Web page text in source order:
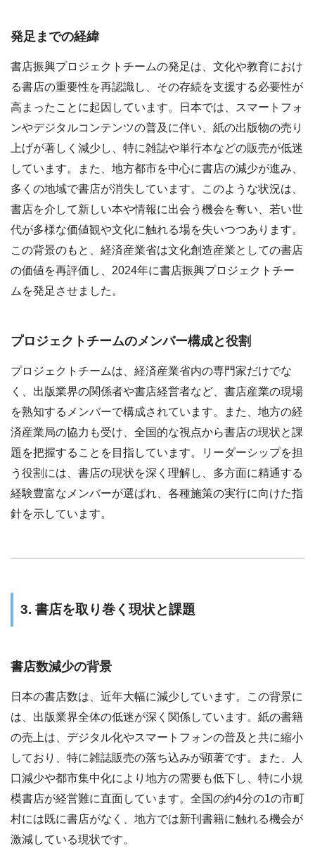
発足までの経緯
書店振興プロジェクトチームの発足は、文化や教育におけ
る書店の重要性を再認識し、その存続を支援する必要性が
高まったことに起因しています。日本では、スマートフォ
ンやデジタルコンテンツの普及に伴い、紙の出版物の売り
上げが著しく減少し、特に雑誌や単行本などの販売が低迷
しています。また、地方都市を中心に書店の減少が進み、
多くの地域で書店が消失しています。このような状況は、
書店を介して新しい本や情報に出会う機会を奪い、若い世
代が多様な価値観や文化に触れる場を失いつつあります。
この背景のもと、経済産業省は文化創造産業としての書店
の価値を再評価し、2024年に書店振興プロジェクトチー
ムを発足させました。
プロジェクトチームのメンバー構成と役割
プロジェクトチームは、経済産業省内の専門家だけでな
く、出版業界の関係者や書店経営者など、書店産業の現場
を熟知するメンバーで構成されています。また、地方の経
済産業局の協力も受け、全国的な視点から書店の現状と課
題を把握することを目指しています。リーダーシップを担
う役割には、書店の現状を深く理解し、多方面に精通する
経験豊富なメンバーが選ばれ、各種施策の実行に向けた指
針を示しています。
3. 書店を取り巻く現状と課題
書店数減少の背景
日本の書店数は、近年大幅に減少しています。この背景に
は、出版業界全体の低迷が深く関係しています。紙の書籍
の売上は、デジタル化やスマートフォンの普及と共に縮小
しており、特に雑誌販売の落ち込みが顕著です。また、人
口減少や都市集中化により地方の需要も低下し、特に小規
模書店が経営難に直面しています。全国の約4分の1の市町
村には既に書店がなく、地方では新刊書籍に触れる機会が
激減している現状です。